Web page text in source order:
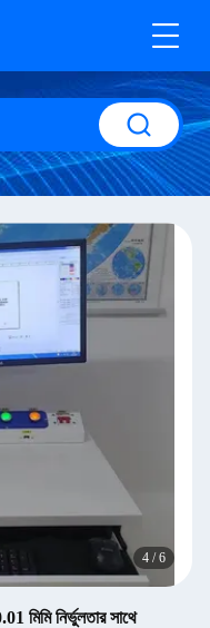
4 /6
মিমি নির্ভুলতার সাথে